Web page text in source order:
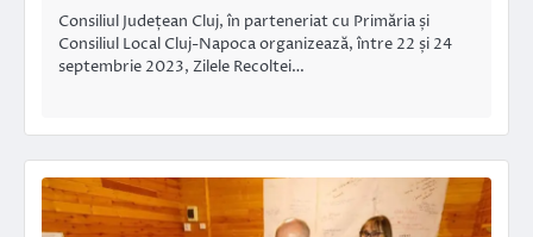
Consiliul Județean Cluj, în parteneriat cu Primăria și
Consiliul Local Cluj-Napoca organizează, între 22 și 24
septembrie 2023, Zilele Recoltei…